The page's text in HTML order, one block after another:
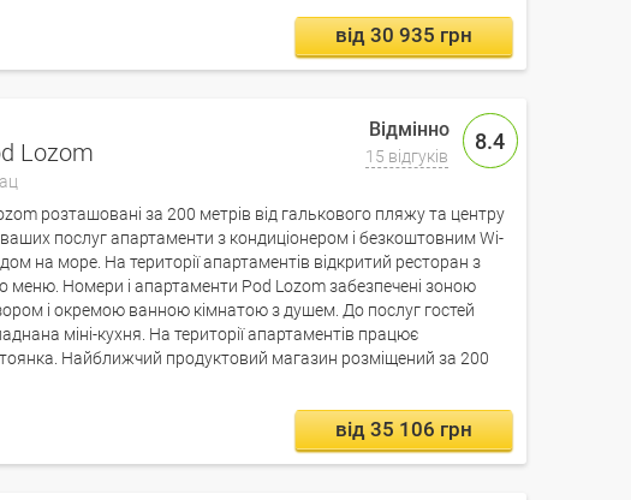
від 30 935 грн
8.4
15 відгуків
Lozom
розташовані за 200 метрів від галькового пляжу та центру
послуг апартаменти з кондиціонером і безкоштовним Wi-
на море. На території апартаментів відкритий ресторан з
меню. Номери і апартаменти Pod Lozom забезпечені зоною
і окремою ванною кімнатою з душем. До послуг гостей
міні-кухня. На території апартаментів працює
Найближчий продуктовий магазин розміщений за 200
від 35 106 грн